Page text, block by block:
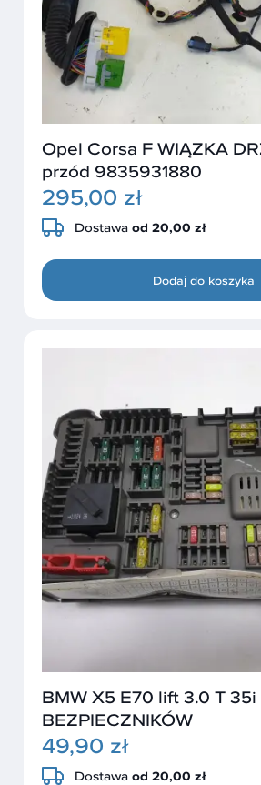
Opel Corsa F WIĄZKA
przód 9835931880
295,00 zł
Dostawa od 20,00 zł
Dodaj do koszyka
BMW X5 E70 lift 3.0 T 35i
BEZPIECZNIKÓW
49,90 zł
Dostawa od 20,00 zł